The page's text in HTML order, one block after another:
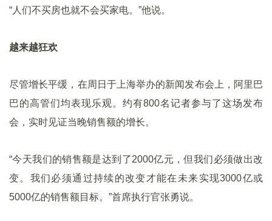
“人们不买房也就不会买家电。”他说。
越来越狂欢
尽管增长平缓，在周日于上海举办的新闻发布会上，阿里巴
巴的高管们均表现乐观。约有800名记者参与了这场发布
会，实时见证当晚销售额的增长。
“今天我们的销售额是达到了2000亿元，但我们必须做出改
变。我们必须通过持续的改变才能在未来实现3000亿或
5000亿的销售额目标。”首席执行官张勇说。